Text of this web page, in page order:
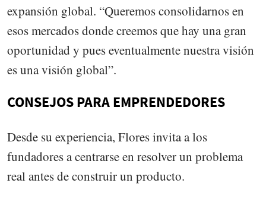
expansión global. “Queremos consolidarnos en
esos mercados donde creemos que hay una gran
oportunidad y pues eventualmente nuestra visión
es una visión global”.
CONSEJOS PARA EMPRENDEDORES
Desde su experiencia, Flores invita a los
fundadores a centrarse en resolver un problema
real antes de construir un producto.